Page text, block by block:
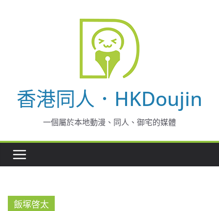
香港同人．HKDoujin
一個屬於本地動漫、同人、御宅的媒體
飯塚啓太